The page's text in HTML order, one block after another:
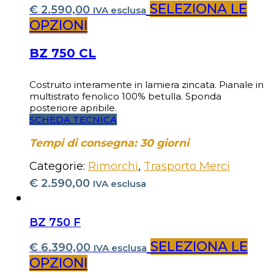
€ 2.590,00 IVA esclusa SELEZIONA LE
OPZIONI
BZ 750 CL
Costruito interamente in lamiera zincata. Pianale in
multistrato fenolico 100% betulla. Sponda
posteriore apribile.
SCHEDA TECNICA
Tempi di consegna: 30 giorni
Categorie: Rimorchi, Trasporto Merci
€ 2.590,00 IVA esclusa
BZ 750 F
€ 6.390,00 IVA esclusa SELEZIONA LE
OPZIONI